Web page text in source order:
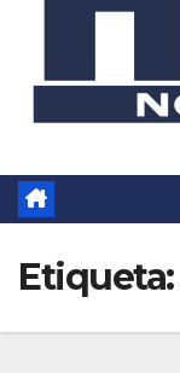
Etiqueta: